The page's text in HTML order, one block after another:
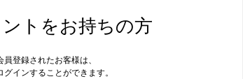
トをお持ちの方
登録されたお客様は、
インすることができます。